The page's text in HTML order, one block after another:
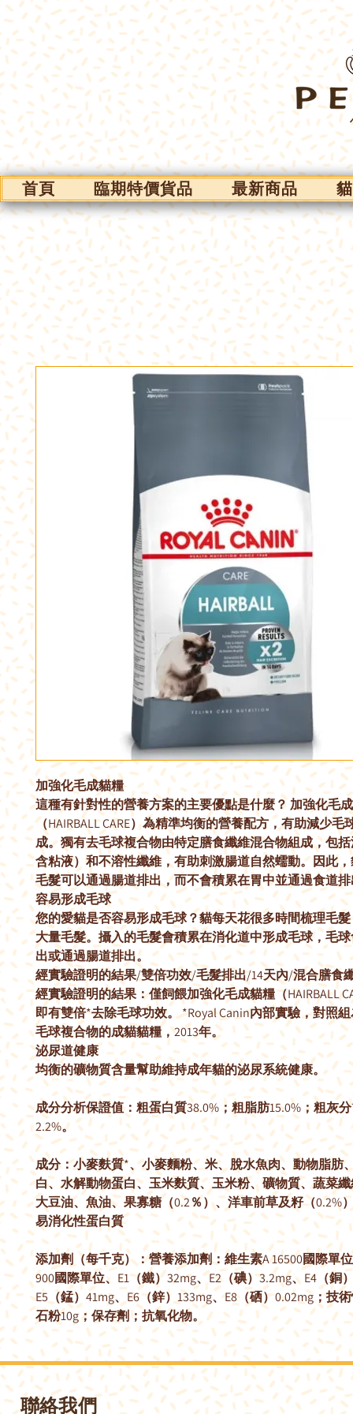
首頁 臨期特價貨品 最新商品
加強化毛成貓糧
這種有針對性的營養方案的主要優點是什麼？ 加強化毛
（HAIRBALL CARE）為精準均衡的營養配方，有助減少毛
成。獨有去毛球複合物由特定膳食纖維混合物組成，包
含粘液）和不溶性纖維，有助刺激腸道自然蠕動。因此
毛髮可以通過腸道排出，而不會積累在胃中並通過食道
容易形成毛球
您的愛貓是否容易形成毛球？貓每天花很多時間梳理毛
大量毛髮。攝入的毛髮會積累在消化道中形成毛球，毛
出或通過腸道排出。
經實驗證明的結果/雙倍功效/毛髮排出/14天內/混合膳食
經實驗證明的結果：僅飼餵加強化毛成貓糧（HAIRBALL
即有雙倍*去除毛球功效。 *Royal Canin內部實驗，對照
毛球複合物的成貓貓糧，2013年。
泌尿道健康
均衡的礦物質含量幫助維持成年貓的泌尿系統健康。
成分分析保證值：粗蛋白質38.0%；粗脂肪15.0%；粗灰
2.2%。
成分：小麥麩質*、小麥麵粉、米、脫水魚肉、動物脂肪
白、水解動物蛋白、玉米麩質、玉米粉、礦物質、蔬菜
大豆油、魚油、果寡糖（0.2％）、洋車前草及籽（0.2%
易消化性蛋白質
添加劑（每千克）：營養添加劑：維生素A 16500國際單
900國際單位、E1（鐵）32mg、E2（碘）3.2mg、E4（銅
E5（錳）41mg、E6（鋅）133mg、E8（硒）0.02mg；技
石粉10g；保存劑；抗氧化物。
聯絡我們